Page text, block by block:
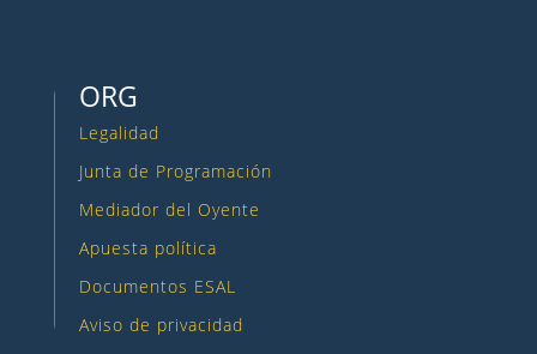
ORG
Legalidad
Junta de Programación
Mediador del Oyente
Apuesta política
Documentos ESAL
Aviso de privacidad